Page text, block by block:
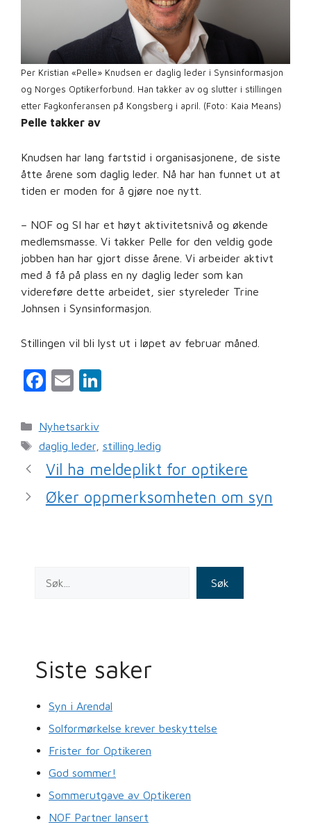
Per Kristian «Pelle» Knudsen er daglig leder i Synsinformasjon
og Norges Optikerforbund. Han takker av og slutter i stillingen
etter Fagkonferansen på Kongsberg i april. (Foto: Kaia Means)
Pelle takker av
Knudsen har lang fartstid i organisasjonene, de siste
åtte årene som daglig leder. Nå har han funnet ut at
tiden er moden for å gjøre noe nytt.
– NOF og SI har et høyt aktivitetsnivå og økende
medlemsmasse. Vi takker Pelle for den veldig gode
jobben han har gjort disse årene. Vi arbeider aktivt
med å få på plass en ny daglig leder som kan
videreføre dette arbeidet, sier styreleder Trine
Johnsen i Synsinformasjon.
Stillingen vil bli lyst ut i løpet av februar måned.
F
c
e
b
o
o
E
ai
l
e
dI
n
Kategorier
Nyhetsarkiv
Stikkord
daglig leder, stilling ledig
Vil ha meldeplikt for optikere
Øker oppmerksomheten om syn
Søk
Siste saker
Syn i Arendal
Solformørkelse krever beskyttelse
Frister for Optikeren
God sommer!
Sommerutgave av Optikeren
NOF Partner lansert